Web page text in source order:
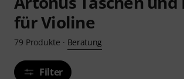
für Violine
79 Produkte · Beratung
Filter